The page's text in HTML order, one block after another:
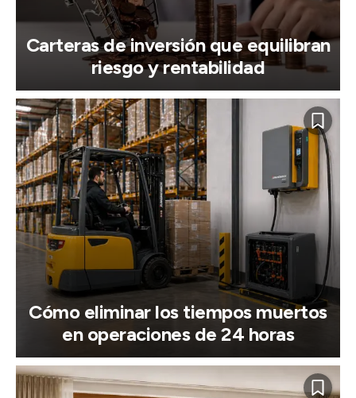
Carteras de inversión que equilibran
riesgo y rentabilidad
Cómo eliminar los tiempos muertos
en operaciones de 24 horas